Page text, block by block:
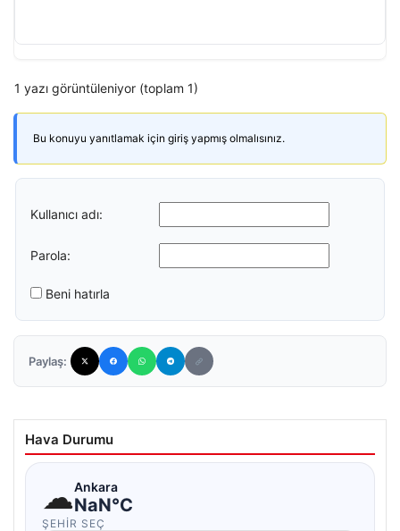
1 yazı görüntüleniyor (toplam 1)
Bu konuyu yanıtlamak için giriş yapmış olmalısınız.
Kullanıcı adı:
Parola:
Beni hatırla
Paylaş:
Hava Durumu
☁Ankara
NaN°C
ŞEHIR SEÇ